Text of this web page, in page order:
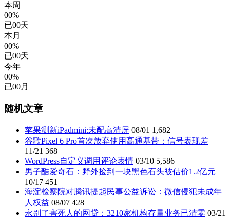
本周
00%
已00天
本月
00%
已00天
今年
00%
已00月
随机文章
苹果测新iPadmini:未配高清屏 08/01 1,682
谷歌Pixel 6 Pro首次放弃使用高通基带：信号表现差
11/21 368
WordPress自定义调用评论表情 03/10 5,586
男子酷爱奇石：野外捡到一块黑色石头被估价1.2亿元
10/17 451
海淀检察院对腾讯提起民事公益诉讼：微信侵犯未成年
人权益 08/07 428
永别了害死人的网贷：3210家机构存量业务已清零 03/21